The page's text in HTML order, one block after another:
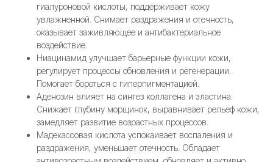
гиалуроновой кислоты, поддерживает кожу
увлажненной. Снимает раздражения и отечность,
оказывает заживляющее и антибактериальное
воздействие.
Ниацинамид улучшает барьерные функции кожи,
регулирует процессы обновления и регенерации.
Помогает бороться с гиперпигментацией.
Аденозин влияет на синтез коллагена и эластина.
Снижает глубину морщинок, выравнивает рельеф кожи,
замедляет развитие возрастных процессов.
Мадекассовая кислота успокаивает воспаления и
раздражения, уменьшает отечность. Обладает